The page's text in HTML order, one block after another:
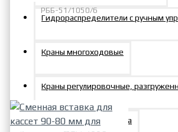
Гидрораспределители с ручным
Краны многоходовые
Краны регулировочные,
Распределители потока
РББ-51/1050/6
МПа, 6 слойная оплетка,
25729р.